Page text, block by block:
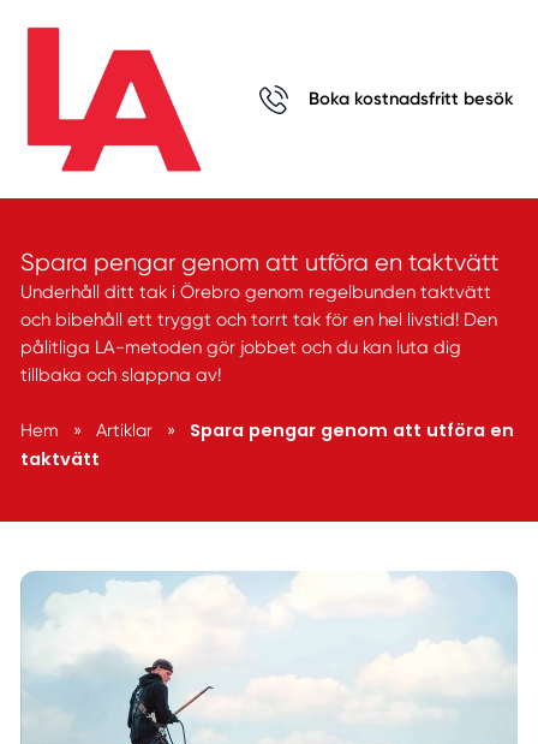
Boka kostnadsfritt besök
Spara pengar genom att utföra en taktvätt
Underhåll ditt tak i Örebro genom regelbunden taktvätt
och bibehåll ett tryggt och torrt tak för en hel livstid! Den
pålitliga LA-metoden gör jobbet och du kan luta dig
tillbaka och slappna av!
Hem » Artiklar »
Spara pengar genom att utföra en
taktvätt